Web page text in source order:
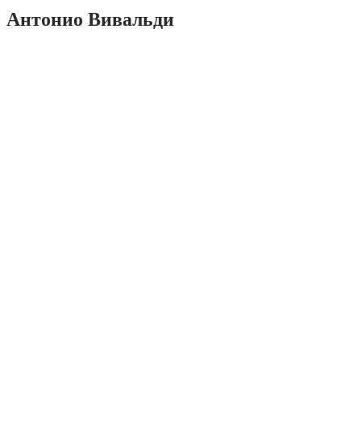
Антонио Вивальди